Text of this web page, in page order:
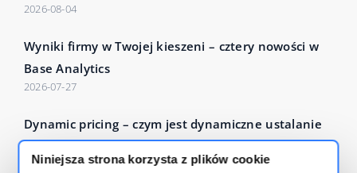
Niniejsza strona korzysta z plików cookie
2026-08-04
Wyniki firmy w Twojej kieszeni – cztery nowości w
Base Analytics
2026-07-27
Dynamic pricing – czym jest dynamiczne ustalanie
cen i jak działa?
2026-07-24